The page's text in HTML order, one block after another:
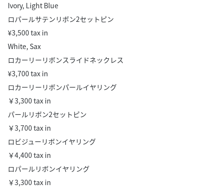
Ivory, Light Blue
ロパールサテンリボン2セットピン
¥3,500 tax in
White, Sax
ロカーリーリボンスライドネックレス
¥3,700 tax in
ロカーリーリボンパールイヤリング
￥3,300 tax in
パールリボン2セットピン
￥3,700 tax in
ロビジューリボンイヤリング
￥4,400 tax in
ロパールリボンイヤリング
￥3,300 tax in